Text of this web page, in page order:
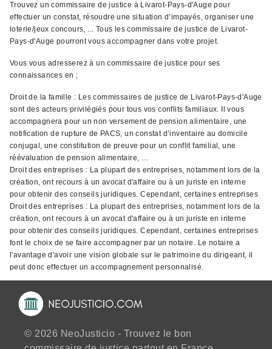
Trouvez un commissaire de justice à Livarot-Pays-d'Auge pour
effectuer un constat, résoudre une situation d’impayés, organiser une
loterie/jeux concours, ... Tous les commissaire de justice de Livarot-
Pays-d'Auge pourront vous accompagner dans votre projet.
Vous vous adresserez à un commissaire de justice pour ses
connaissances en ;
Droit de la famille : Les commissaires de justice de Livarot-Pays-d'Auge
sont des acteurs privilégiés pour tous vos conflits familiaux. Il vous
accompagnera pour un non versement de pension alimentaire, une
notification de rupture de PACS, un constat d’inventaire au domicile
conjugal, une constitution de preuve pour un conflit familial, une
réévaluation de pension alimentaire, …
Droit des entreprises : La plupart des entreprises, notamment lors de la
création, ont recours à un avocat d'affaire ou à un juriste en interne
pour obtenir des conseils juridiques. Cependant, certaines entreprises
Droit des entreprises : La plupart des entreprises, notamment lors de la
création, ont recours à un avocat d'affaire ou à un juriste en interne
pour obtenir des conseils juridiques. Cependant, certaines entreprises
font le choix de se faire accompagner par un notaire. Le notaire a
l'avantage d'avoir une vision globale sur le patrimoine du dirigeant, il
peut donc effectuer un accompagnement personnalisé.
© 2026 NeoJusticio - Trouvez le bon